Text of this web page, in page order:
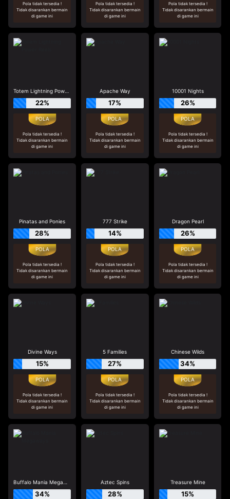
Pola tidak tersedia !
Tidak disarankan bermain
di game ini
Pola tidak tersedia !
Tidak disarankan bermain
di game ini
Pola tidak tersedia !
Tidak disarankan bermain
di game ini
Totem Lightning Power Reels
22%
Pola tidak tersedia !
Tidak disarankan bermain
di game ini
Apache Way
17%
Pola tidak tersedia !
Tidak disarankan bermain
di game ini
10001 Nights
26%
Pola tidak tersedia !
Tidak disarankan bermain
di game ini
Pinatas and Ponies
28%
Pola tidak tersedia !
Tidak disarankan bermain
di game ini
777 Strike
14%
Pola tidak tersedia !
Tidak disarankan bermain
di game ini
Dragon Pearl
26%
Pola tidak tersedia !
Tidak disarankan bermain
di game ini
Divine Ways
15%
Pola tidak tersedia !
Tidak disarankan bermain
di game ini
5 Families
27%
Pola tidak tersedia !
Tidak disarankan bermain
di game ini
Chinese Wilds
34%
Pola tidak tersedia !
Tidak disarankan bermain
di game ini
Buffalo Mania Megaways
34%
Aztec Spins
28%
Treasure Mine
15%